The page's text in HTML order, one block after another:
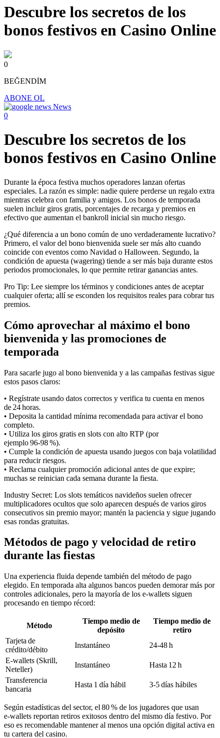
Descubre los secretos de los
bonos festivos en Casino Online
0
BEĞENDİM
ABONE OL
News
0
Descubre los secretos de los
bonos festivos en Casino Online
Durante la época festiva muchos operadores lanzan ofertas
especiales. La razón es simple: nadie quiere perderse un regalo extra
mientras celebra con familia y amigos. Los bonos de temporada
suelen incluir giros gratis, porcentajes de recarga y premios en
efectivo que aumentan el bankroll inicial sin mucho riesgo.
¿Qué diferencia a un bono común de uno verdaderamente lucrativo?
Primero, el valor del bono bienvenida suele ser más alto cuando
coincide con eventos como Navidad o Halloween. Segundo, la
condición de apuesta (wagering) tiende a ser más baja durante estos
periodos promocionales, lo que permite retirar ganancias antes.
Pro Tip: Lee siempre los términos y condiciones antes de aceptar
cualquier oferta; allí se esconden los requisitos reales para cobrar tus
premios.
Cómo aprovechar al máximo el bono
bienvenida y las promociones de
temporada
Para sacarle jugo al bono bienvenida y a las campañas festivas sigue
estos pasos claros:
• Regístrate usando datos correctos y verifica tu cuenta en menos
de 24 horas.
• Deposita la cantidad mínima recomendada para activar el bono
completo.
• Utiliza los giros gratis en slots con alto RTP (por
ejemplo 96‑98 %).
• Cumple la condición de apuesta usando juegos con baja volatilidad
para reducir riesgos.
• Reclama cualquier promoción adicional antes de que expire;
muchas se reinician cada semana durante la fiesta.
Industry Secret: Los slots temáticos navideños suelen ofrecer
multiplicadores ocultos que solo aparecen después de varios giros
consecutivos sin premio mayor; mantén la paciencia y sigue jugando
esas rondas gratuitas.
Métodos de pago y velocidad de retiro
durante las fiestas
Una experiencia fluida depende también del método de pago
elegido. En temporada alta algunos bancos pueden demorar más por
controles adicionales, pero la mayoría de los e‑wallets siguen
procesando en tiempo récord:
Método
Tiempo medio de
depósito
Tiempo medio de
retiro
Tarjeta de
crédito/débito
Instantáneo
24‑48 h
E‑wallets (Skrill,
Neteller)
Instantáneo
Hasta 12 h
Transferencia
bancaria
Hasta 1 día hábil 3‑5 días hábiles
Según estadísticas del sector, el 80 % de los jugadores que usan
e‑wallets reportan retiros exitosos dentro del mismo día festivo. Por
eso es recomendable mantener al menos una opción digital activa en
tu cartera del casino.